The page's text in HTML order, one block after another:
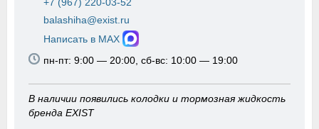
balashiha@exist.ru
Написать в MAX
пн-пт: 9:00 — 20:00, сб-вс: 10:00 — 19:00
В наличии появились колодки и тормозная жидкость
бренда EXIST